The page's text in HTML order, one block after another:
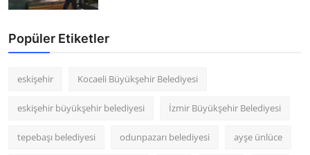
Popüler Etiketler
eskişehir Kocaeli Büyükşehir Belediyesi
eskişehir büyükşehir belediyesi İzmir Büyükşehir Belediyesi
tepebaşı belediyesi odunpazarı belediyesi ayşe ünlüce